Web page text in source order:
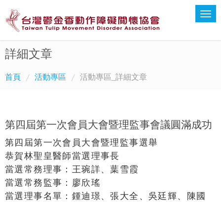
詳細文章
首頁 活動專區 活動專區_詳細文章
第四屆第一次會員大會暨理監事會議圓滿成功
第四屆第一次會員大會暨理監事選舉
恭賀林聖皇醫師當選理事長
當選常務理事： 王琬詳、葉雪霞
當選常務監事： 廖欣瑤
當選理事名單：鍾迪璟、張大全、吳廷輝、陳國